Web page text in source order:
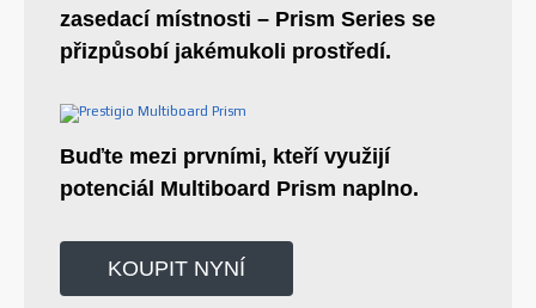
zasedací místnosti – Prism Series se
přizpůsobí jakémukoli prostředí.
Buďte mezi prvními, kteří využijí
potenciál Multiboard Prism naplno.
KOUPIT NYNÍ